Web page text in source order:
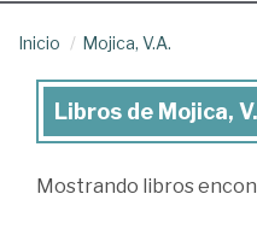
Inicio Mojica, V.A.
Libros
Mojica,
Libros de Mojica,
Mostrando libros